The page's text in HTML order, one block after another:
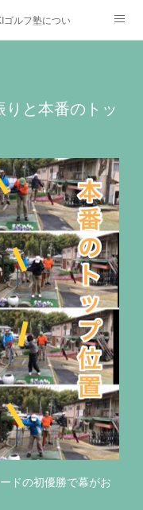
ゴルフ塾について
と本番のトッ
ドの初優勝で幕がお